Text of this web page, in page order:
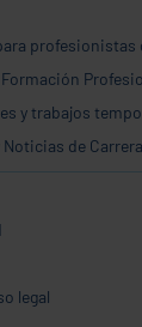
y trabajos
de Carrera
legal